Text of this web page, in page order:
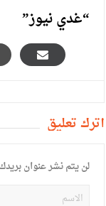
“غدي نيوز”
أترك تعليق
لن يتم نشر عنوان